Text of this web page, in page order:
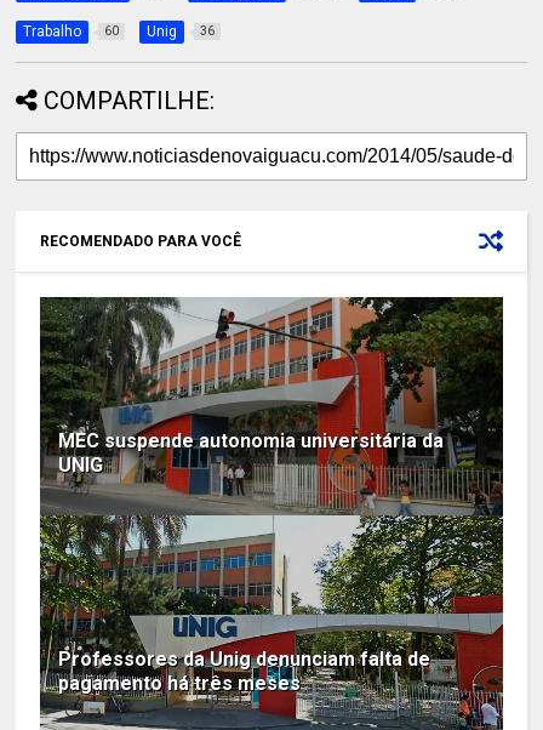
Trabalho 60 Unig 36
COMPARTILHE:
RECOMENDADO PARA VOCÊ
MEC suspende autonomia universitária da
UNIG
Professores da Unig denunciam falta de
pagamento há três meses